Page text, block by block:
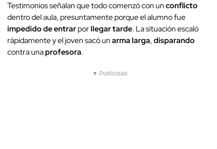
Testimonios señalan que todo comenzó con unconflicto
dentro del aula, presuntamente porque el alumno fue
impedido de entrarporllegar tarde. La situación escaló
rápidamente y el joven sacó unarma larga,disparando
contra unaprofesora.
▼ Publicidad